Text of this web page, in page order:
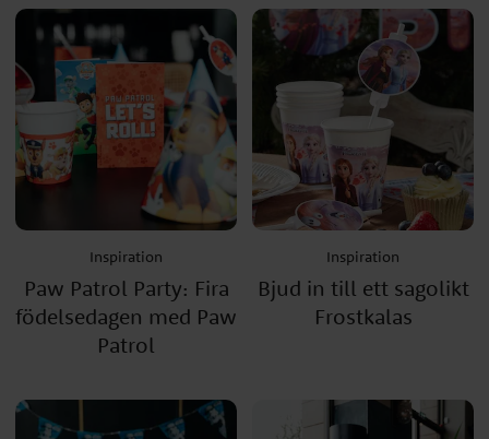
Inspiration
Paw Patrol Party: Fira
födelsedagen med Paw
Patrol
Inspiration
Bjud in till ett sagolikt
Frostkalas